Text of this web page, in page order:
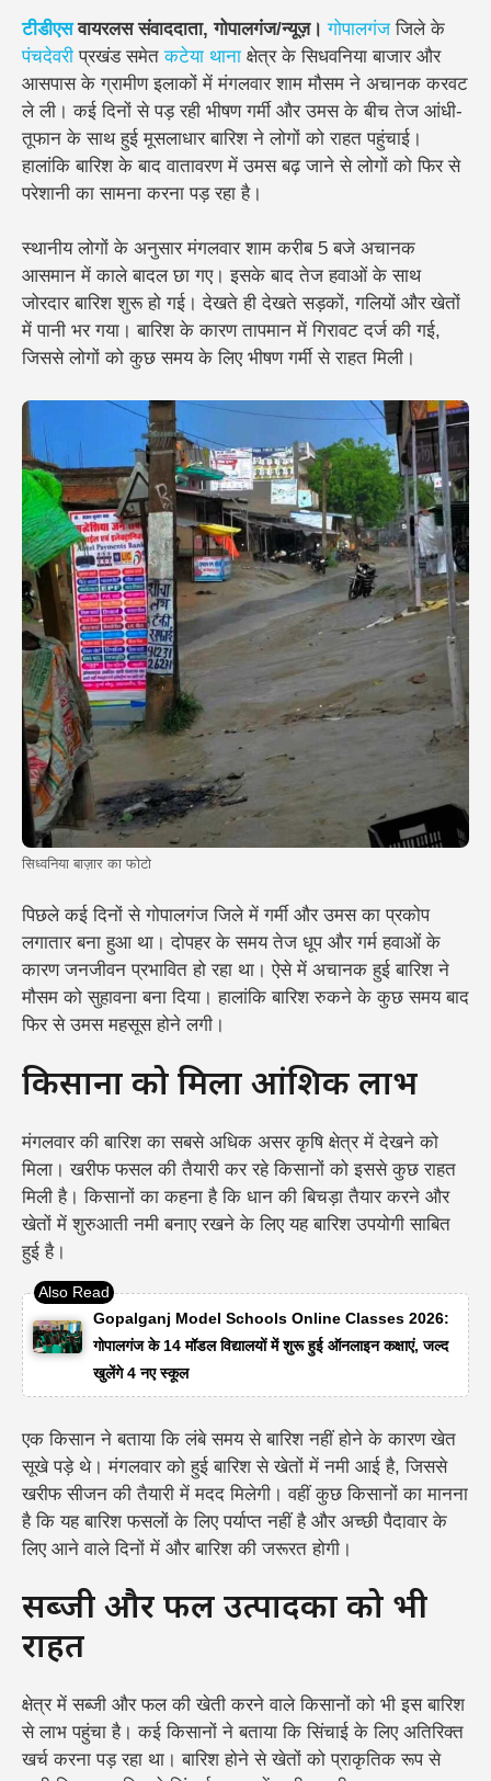
टीडीएसवायरलस संवाददाता, गोपालगंज/न्यूज़। गोपालगंजजिले के
पंचदेवरी प्रखंड समेतकटेया थाना क्षेत्र के सिधवनिया बाजार और
आसपास के ग्रामीण इलाकों में मंगलवार शाम मौसम ने अचानक करवट
ले ली। कई दिनों से पड़ रही भीषण गर्मी और उमस के बीच तेज आंधी-
तूफान के साथ हुई मूसलाधार बारिश ने लोगों को राहत पहुंचाई।
हालांकि बारिश के बाद वातावरण में उमस बढ़ जाने से लोगों को फिर से
परेशानी का सामना करना पड़ रहा है।
स्थानीय लोगों के अनुसार मंगलवार शाम करीब 5 बजे अचानक
आसमान में काले बादल छा गए। इसके बाद तेज हवाओं के साथ
जोरदार बारिश शुरू हो गई। देखते ही देखते सड़कों, गलियों और खेतों
में पानी भर गया। बारिश के कारण तापमान में गिरावट दर्ज की गई,
जिससे लोगों को कुछ समय के लिए भीषण गर्मी से राहत मिली।
सिध्वनिया बाज़ार का फोटो
पिछले कई दिनों से गोपालगंज जिले में गर्मी और उमस का प्रकोप
लगातार बना हुआ था। दोपहर के समय तेज धूप और गर्म हवाओं के
कारण जनजीवन प्रभावित हो रहा था। ऐसे में अचानक हुई बारिश ने
मौसम को सुहावना बना दिया। हालांकि बारिश रुकने के कुछ समय बाद
फिर से उमस महसूस होने लगी।
किसानों को मिला आंशिक लाभ
मंगलवार की बारिश का सबसे अधिक असर कृषि क्षेत्र में देखने को
मिला। खरीफ फसल की तैयारी कर रहे किसानों को इससे कुछ राहत
मिली है। किसानों का कहना है कि धान की बिचड़ा तैयार करने और
खेतों में शुरुआती नमी बनाए रखने के लिए यह बारिश उपयोगी साबित
हुई है।
Gopalganj Model Schools Online Classes 2026:
गोपालगंज के 14 मॉडल विद्यालयों में शुरू हुई ऑनलाइन कक्षाएं, जल्द
खुलेंगे 4 नए स्कूल
एक किसान ने बताया कि लंबे समय से बारिश नहीं होने के कारण खेत
सूखे पड़े थे। मंगलवार को हुई बारिश से खेतों में नमी आई है, जिससे
खरीफ सीजन की तैयारी में मदद मिलेगी। वहीं कुछ किसानों का मानना
है कि यह बारिश फसलों के लिए पर्याप्त नहीं है और अच्छी पैदावार के
लिए आने वाले दिनों में और बारिश की जरूरत होगी।
सब्जी और फल उत्पादकों को भी
राहत
क्षेत्र में सब्जी और फल की खेती करने वाले किसानों को भी इस बारिश
से लाभ पहुंचा है। कई किसानों ने बताया कि सिंचाई के लिए अतिरिक्त
खर्च करना पड़ रहा था। बारिश होने से खेतों को प्राकृतिक रूप से